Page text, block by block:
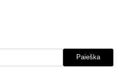
Paieška